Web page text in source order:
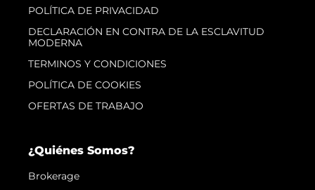
POLÍTICA DE PRIVACIDAD
DECLARACIÓN EN CONTRA DE LA ESCLAVITUD
MODERNA
TERMINOS Y CONDICIONES
POLÍTICA DE COOKIES
OFERTAS DE TRABAJO
¿Quiénes Somos?
Brokerage